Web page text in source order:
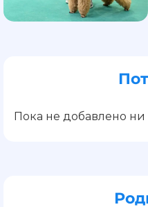
Пока не добавлено